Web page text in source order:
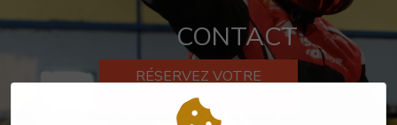
CONTACT
RÉSERVEZ VOTRE
PASSAGE